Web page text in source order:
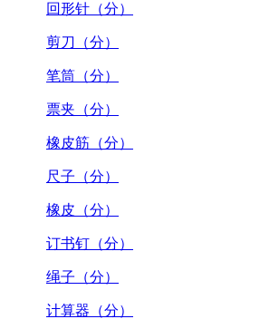
回形针（分）
剪刀（分）
笔筒（分）
票夹（分）
橡皮筋（分）
尺子（分）
橡皮（分）
订书钉（分）
绳子（分）
计算器（分）